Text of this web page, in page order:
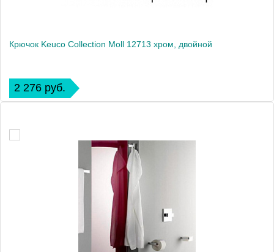
Крючок Keuco Collection Moll 12713 хром, двойной
2 276 руб.